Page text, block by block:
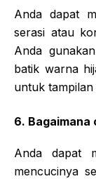
Anda dapat
serasi atau
Anda
batik warna
untuk
6.
Anda dapat
mencucinya